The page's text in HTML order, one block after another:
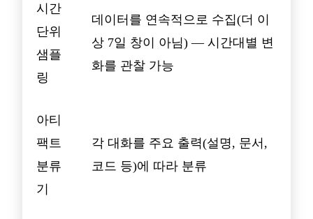
시간
단위
샘플
링
데이터를 연속적으로 수집(더 이
상 7일 창이 아님) — 시간대별 변
화를 관찰 가능
아티
팩트
분류
기
각 대화를 주요 출력(설명, 문서,
코드 등)에 따라 분류